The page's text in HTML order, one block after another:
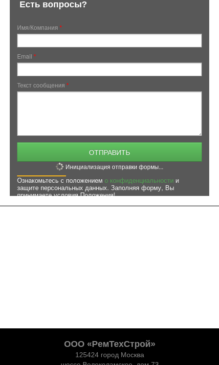
Есть вопросы?
Имя/Компания *
Email *
Текст сообщения *
ОТПРАВИТЬ
Инициализация отправки формы...
Ознакомьтесь с положением о конфиденциальности и
защите персональных данных. Заполняя форму, Вы
принимаете условия Положения!
ООО «РемТехСтрой»
125424 город Москва